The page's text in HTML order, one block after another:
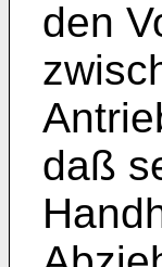
den
daß